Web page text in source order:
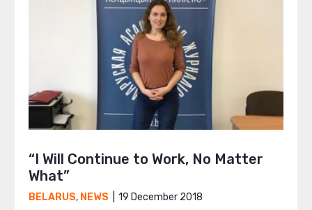
“I Will Continue to Work, No Matter
What”
BELARUS, NEWS 19 December 2018